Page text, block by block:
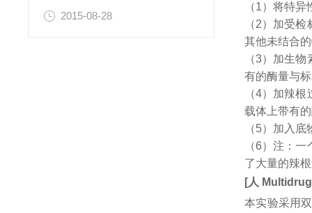
2015-08-28
（1）将特
（2）加受
其他未结合
（3）加生
有的酶量与
（4）加辣
载体上带有
（5）加入
（6）注：
了大量的辣
[人
本实验采用